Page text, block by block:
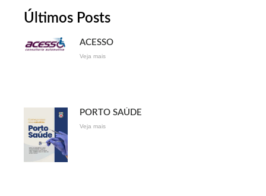
Últimos Posts
ACESSO
Veja mais
PORTO SAÚDE
Veja mais